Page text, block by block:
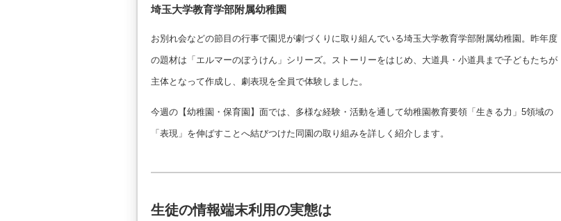
埼玉大学教育学部附属幼稚園
お別れ会などの節目の行事で園児が劇づくりに取り組んでいる埼玉大学教育学部附属幼稚園。昨年度
の題材は「エルマーのぼうけん」シリーズ。ストーリーをはじめ、大道具・小道具まで子どもたちが
主体となって作成し、劇表現を全員で体験しました。
今週の【幼稚園・保育園】面では、多様な経験・活動を通して幼稚園教育要領「生きる力」5領域の
「表現」を伸ばすことへ結びつけた同園の取り組みを詳しく紹介します。
生徒の情報端末利用の実態は